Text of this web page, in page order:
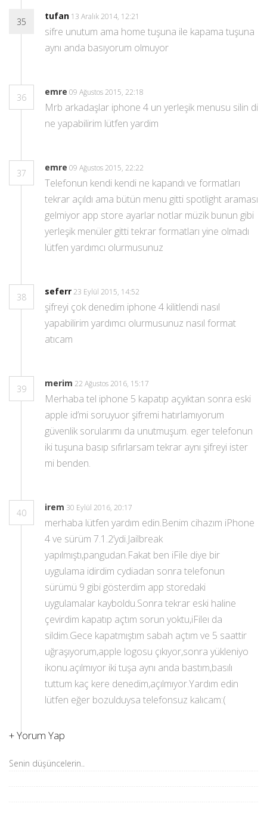
35
tufan 13 Aralık 2014, 12:21
sifre unutum ama home tuşuna ile kapama tuşuna
aynı anda basıyorum olmuyor
36
emre 09 Ağustos 2015, 22:18
Mrb arkadaşlar iphone 4 un yerleşik menusu silin di
ne yapabilirim lütfen yardim
37
emre 09 Ağustos 2015, 22:22
Telefonun kendi kendi ne kapandı ve formatları
tekrar açıldı ama bütün menu gitti spotlight araması
gelmiyor app store ayarlar notlar müzik bunun gibi
yerleşik menüler gitti tekrar formatları yine olmadı
lütfen yardımcı olurmusunuz
38
seferr 23 Eylül 2015, 14:52
şifreyi çok denedim iphone 4 kilitlendi nasıl
yapabilirim yardımcı olurmusunuz nasıl format
atıcam
39
merim 22 Ağustos 2016, 15:17
Merhaba tel iphone 5 kapatıp açyıktan sonra eski
apple id’mi soruyuor şifremi hatırlamıyorum
güvenlik sorularımı da unutmuşum. eger telefonun
iki tuşuna basıp sıfırlarsam tekrar aynı şifreyi ister
mi benden.
40
irem 30 Eylül 2016, 20:17
merhaba lütfen yardım edin.Benim cihazım iPhone
4 ve sürüm 7.1.2’ydi.Jailbreak
yapılmıştı,pangudan.Fakat ben iFile diye bir
uygulama idirdim cydiadan sonra telefonun
sürümü 9 gibi gösterdim app storedaki
uygulamalar kayboldu.Sonra tekrar eski haline
çevirdim kapatıp açtım sorun yoktu,iFileı da
sildim.Gece kapatmıştım sabah açtım ve 5 saattir
uğraşıyorum,apple logosu çıkıyor,sonra yükleniyo
ikonu.açılmıyor iki tuşa aynı anda bastım,basılı
tuttum kaç kere denedim,açılmıyor.Yardım edin
lütfen eğer bozulduysa telefonsuz kalıcam:(
+Yorum Yap